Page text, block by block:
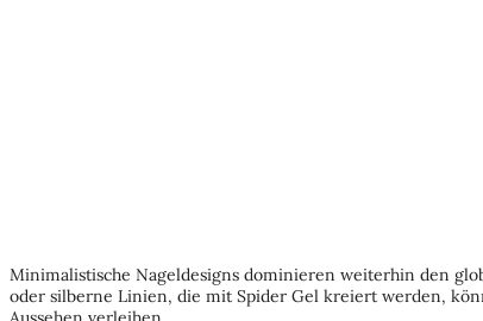
Minimalistische Nageldesigns dominieren weiterhin den
oder silberne Linien, die mit Spider Gel kreiert werden,